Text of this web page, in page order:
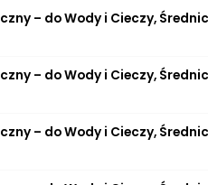
– do Wody i Cieczy,
– do Wody i Cieczy,
– do Wody i Cieczy,